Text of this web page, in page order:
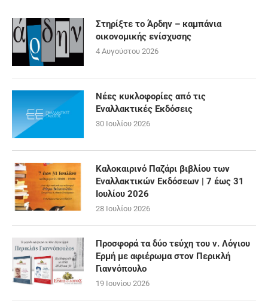
Στηρίξτε το Άρδην – καμπάνια
οικονομικής ενίσχυσης
4 Αυγούστου 2026
Νέες κυκλοφορίες από τις
Εναλλακτικές Εκδόσεις
30 Ιουλίου 2026
Καλοκαιρινό Παζάρι βιβλίου των
Εναλλακτικών Εκδόσεων | 7 έως 31
Ιουλίου 2026
28 Ιουλίου 2026
Προσφορά τα δύο τεύχη του ν. Λόγιου
Ερμή με αφιέρωμα στον Περικλή
Γιαννόπουλο
19 Ιουνίου 2026